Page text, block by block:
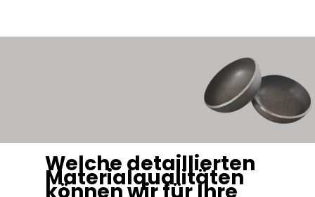
Welche detaillierten
Materialqualitäten